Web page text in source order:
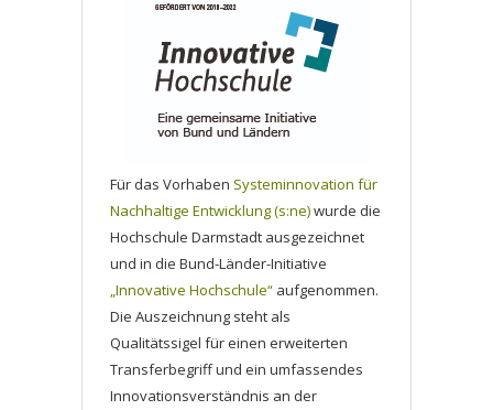
Für das Vorhaben Systeminnovation für
Nachhaltige Entwicklung (s:ne)wurde die
Hochschule Darmstadt ausgezeichnet
und in die Bund-Länder-Initiative
„Innovative Hochschule“ aufgenommen.
Die Auszeichnung steht als
Qualitätssigel für einen erweiterten
Transferbegriff und ein umfassendes
Innovationsverständnis an der